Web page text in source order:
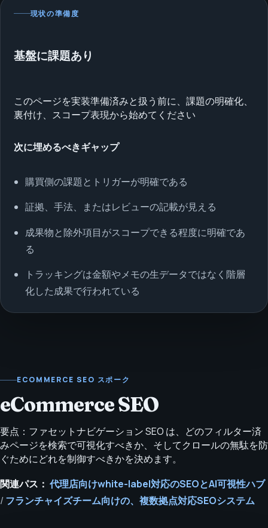
現状の準備度
基盤に課題あり
このページを実装準備済みと扱う前に、課題の明確化、
裏付け、スコープ表現から始めてください
次に埋めるべきギャップ
購買側の課題とトリガーが明確である
証拠、手法、またはレビューの記載が見える
成果物と除外項目がスコープできる程度に明確であ
る
トラッキングは金額やメモの生データではなく階層
化した成果で行われている
ECOMMERCE SEO スポーク
eCommerce SEO
要点：ファセットナビゲーション SEO は、どのフィルター済
みページを検索で可視化すべきか、そしてクロールの無駄を防
ぐためにどれを制御すべきかを決めます。
関連パス： 代理店向けwhite-label対応のSEOとAI可視性ハブ
/ フランチャイズチーム向けの、複数拠点対応SEOシステム